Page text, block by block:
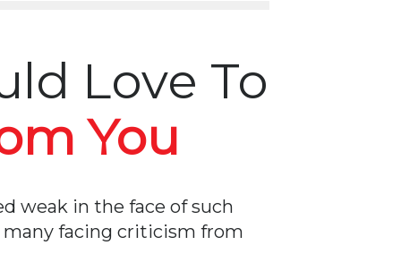
Love To
You
weak in the face of such
facing criticism from